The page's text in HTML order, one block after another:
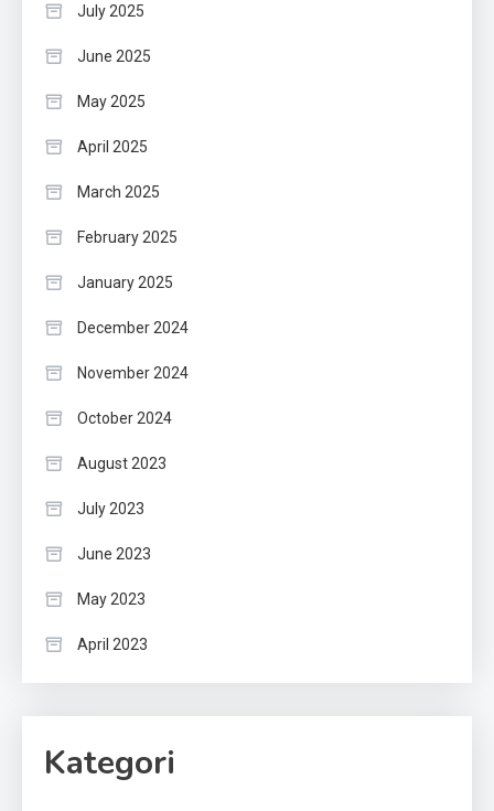
July 2025
June 2025
May 2025
April 2025
March 2025
February 2025
January 2025
December 2024
November 2024
October 2024
August 2023
July 2023
June 2023
May 2023
April 2023
Kategori